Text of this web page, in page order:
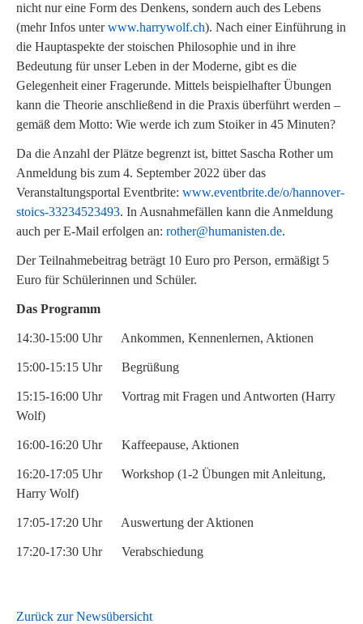
nicht nur eine Form des Denkens, sondern auch des Lebens
(mehr Infos unterwww.harrywolf.ch). Nach einer Einführung in
die Hauptaspekte der stoischen Philosophie und in ihre
Bedeutung für unser Leben in der Moderne, gibt es die
Gelegenheit einer Fragerunde. Mittels beispielhafter Übungen
kann die Theorie anschließend in die Praxis überführt werden –
gemäß dem Motto: Wie werde ich zum Stoiker in 45 Minuten?
Da die Anzahl der Plätze begrenzt ist, bittet Sascha Rother um
Anmeldung bis zum 4. September 2022 über das
Veranstaltungsportal Eventbrite: www.eventbrite.de/o/hannover-
stoics-33234523493. In Ausnahmefällen kann die Anmeldung
auch per E-Mail erfolgen an: rother@humanisten.de.
Der Teilnahmebeitrag beträgt 10 Euro pro Person, ermäßigt 5
Euro für Schülerinnen und Schüler.
Das Programm
14:30-15:00 Uhr Ankommen, Kennenlernen, Aktionen
15:00-15:15 Uhr Begrüßung
15:15-16:00 Uhr Vortrag mit Fragen und Antworten (Harry
Wolf)
16:00-16:20 Uhr Kaffeepause, Aktionen
16:20-17:05 Uhr Workshop (1-2 Übungen mit Anleitung,
Harry Wolf)
17:05-17:20 Uhr Auswertung der Aktionen
17:20-17:30 Uhr Verabschiedung
Zurück zur Newsübersicht